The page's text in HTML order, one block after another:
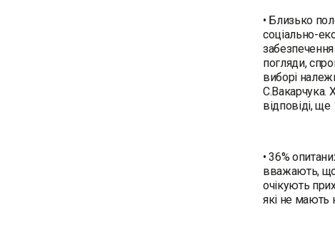
• Близько
соціально-
погляди,
виборі
С.Вакарчука.
відповіді,
• 36%
вважають, що
очікують
які не мають